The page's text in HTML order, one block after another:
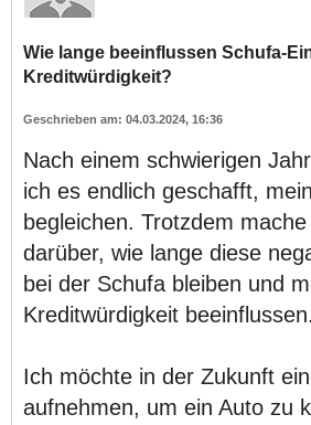
Wie lange beeinflussen Schufa-
Kreditwürdigkeit?
04.03.2024, 16:36
Nach einem schwierigen
ich es endlich geschafft,
begleichen. Trotzdem
darüber, wie lange diese
bei der Schufa bleiben und
Kreditwürdigkeit beeinflussen.
Ich möchte in der Zukunft
aufnehmen, um ein Auto zu